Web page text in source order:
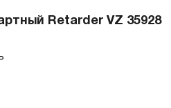
Retarder VZ 35928